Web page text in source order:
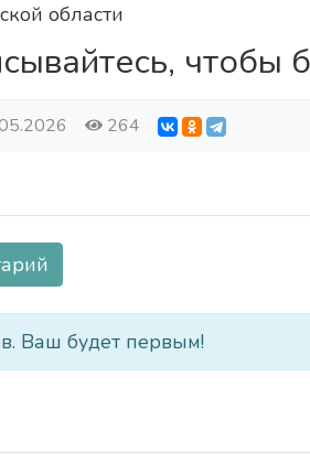
области
чтобы
264
Ваш будет первым!